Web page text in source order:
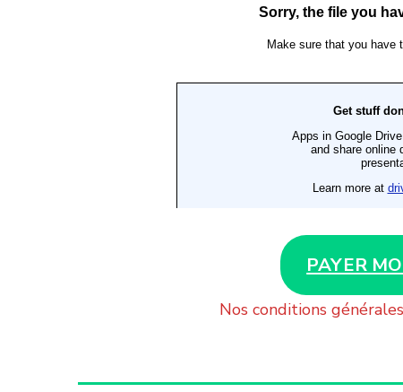
PAYER
Nos conditions